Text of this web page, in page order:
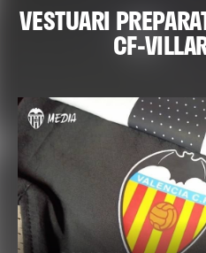
VESTUARI
CF-